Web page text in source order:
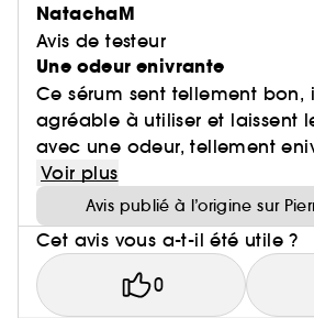
NatachaM
Avis de testeur
Une odeur enivrante
Ce sérum sent tellement bon,
agréable à utiliser et laissent
avec une odeur, tellement
Voir plus
Avis publié à l’origine sur
Cet avis vous a-t-il été utile ?
0